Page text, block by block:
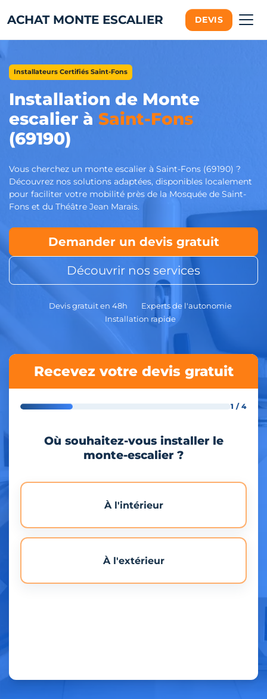
ACHAT MONTE ESCALIER DEVIS
Installateurs Certifiés Saint-Fons
Installation de Monte
escalier à Saint-Fons
(69190)
Vous cherchez un monte escalier à Saint-Fons (69190) ?
Découvrez nos solutions adaptées, disponibles localement
pour faciliter votre mobilité près de la Mosquée de Saint-
Fons et du Théâtre Jean Marais.
Demander un devis gratuit
Découvrir nos services
Devis gratuit en 48h
Experts de l'autonomie
Installation rapide
Recevez votre devis gratuit
1 / 4
Où souhaitez-vous installer le
monte-escalier ?
À l'intérieur
À l'extérieur